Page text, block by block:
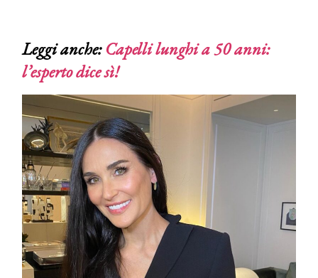
Leggi anche:Capelli lunghi a 50 anni:
l’esperto dice sì!